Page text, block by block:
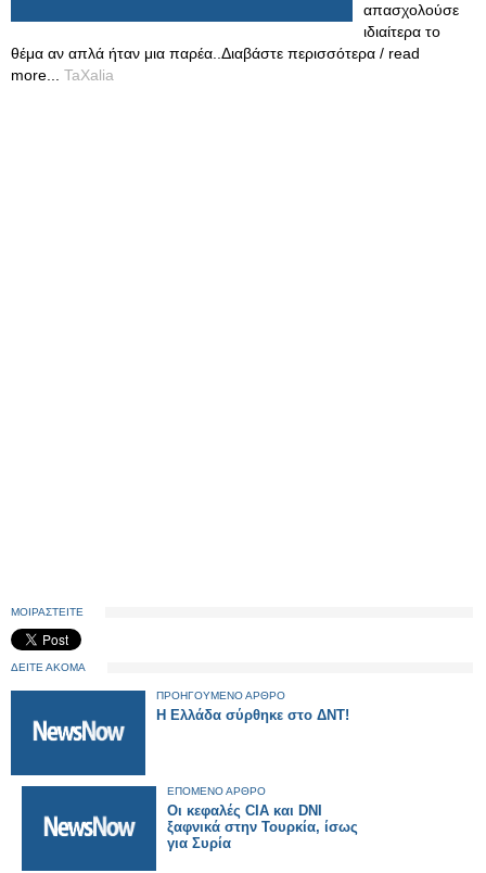
απασχολούσε
ιδιαίτερα το
θέμα αν απλά ήταν μια παρέα..Διαβάστε περισσότερα / read
more... TaXalia
ΜΟΙΡΑΣΤΕΙΤΕ
ΔΕΙΤΕ ΑΚΟΜΑ
ΠΡΟΗΓΟΥΜΕΝΟ ΑΡΘΡΟ
Η Ελλάδα σύρθηκε στο ΔΝΤ!
ΕΠΟΜΕΝΟ ΑΡΘΡΟ
Οι κεφαλές CIA και DNI
ξαφνικά στην Τουρκία, ίσως
για Συρία